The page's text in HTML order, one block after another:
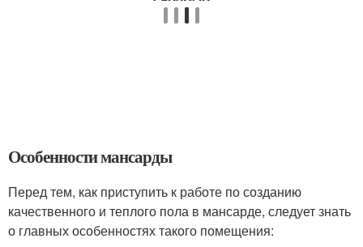
Особенности мансарды
Перед тем, как приступить к работе по созданию
качественного и теплого пола в мансарде, следует знать
о главных особенностях такого помещения: